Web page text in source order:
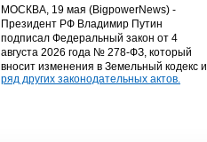
МОСКВА, 19 мая (BigpowerNews) -
Президент РФ Владимир Путин
подписал Федеральный закон от 4
августа 2026 года № 278-ФЗ, который
вносит изменения в Земельный кодекс и
ряд других законодательных актов.